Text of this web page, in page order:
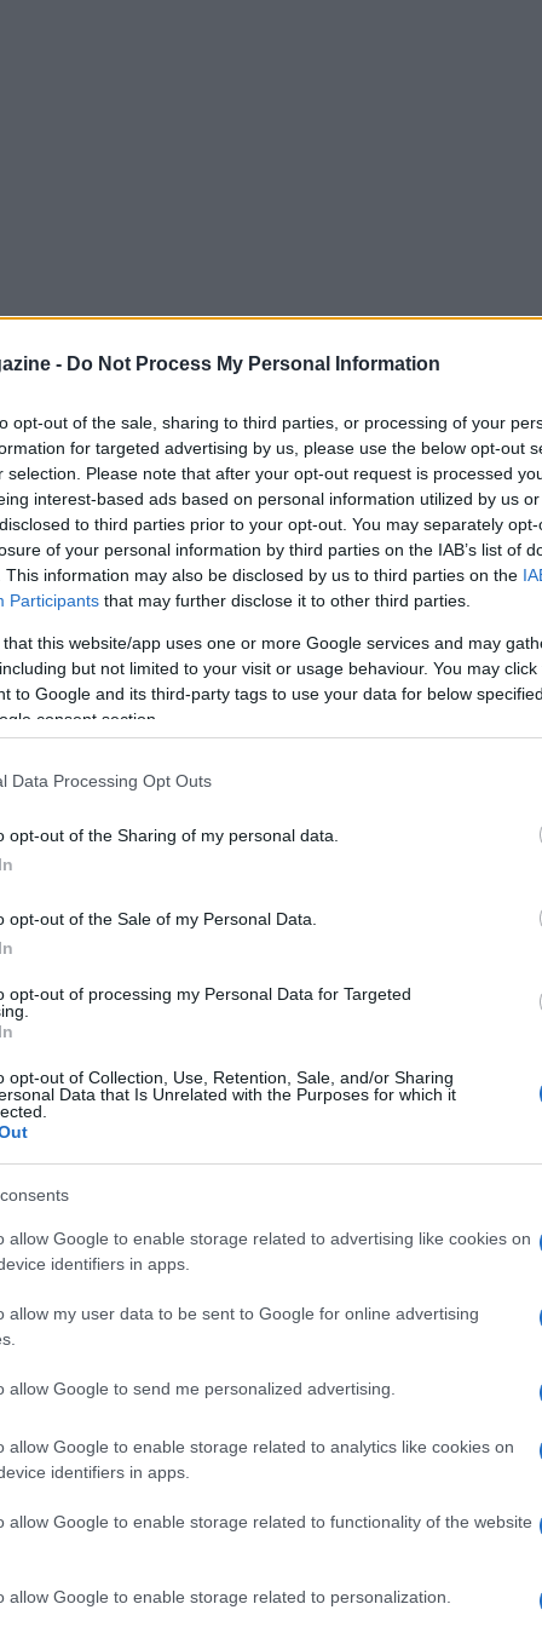
- Do Not Process My Personal Information
opt-out of the sale, sharing to third parties, or processing of your
for targeted advertising by us, please use the below opt-out
selection. Please note that after your opt-out request is processed
interest-based ads based on personal information utilized by us
to third parties prior to your opt-out. You may separately
of your personal information by third parties on the IAB’s list of
This information may also be disclosed by us to third parties on the
Participants that may further disclose it to other third parties.
that this website/app uses one or more Google services and may
but not limited to your visit or usage behaviour. You may
to Google and its third-party tags to use your data for below
consent section.
Data Processing Opt Outs
opt-out of the Sharing of my personal data.
opt-out of the Sale of my Personal Data.
opt-out of processing my Personal Data for Targeted
opt-out of Collection, Use, Retention, Sale, and/or Sharing
Data that Is Unrelated with the Purposes for which it
allow Google to enable storage related to advertising like cookies on
identifiers in apps.
allow my user data to be sent to Google for online advertising
allow Google to send me personalized advertising.
allow Google to enable storage related to analytics like cookies on
identifiers in apps.
allow Google to enable storage related to functionality of the website
allow Google to enable storage related to personalization.
Gran Premiopiù glamour ha accolto volti
atleti dello sci comeMarco
eGiovanni Franzoniè arrivata anche la
Vonn . La sua presenza, registrata nel
14:10ha richiamato attenzione per il
e per un messaggio diretto al
1.
Vonn ha parlato apertamente della lunga
olimpica dell’8 febbraio. Con un
sono liberata da tre giorni
sport con tanta adrenalina“. Queste parole
quanto l’interesse continuo per la
e il riferimento temporale
concreti: l’incidente dell’8 febbraio ha
riabilitazione, che la campionessa del